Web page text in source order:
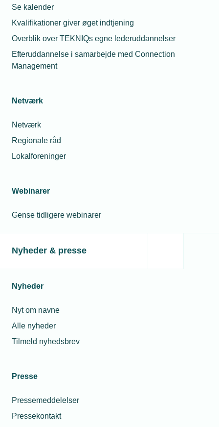
Se kalender
Kvalifikationer giver øget indtjening
Overblik over TEKNIQs egne lederuddannelser
Efteruddannelse i samarbejde med Connection
Management
Netværk
Netværk
Regionale råd
Lokalforeninger
Webinarer
Gense tidligere webinarer
Nyheder & presse
Nyheder
Nyt om navne
Alle nyheder
Tilmeld nyhedsbrev
Presse
Pressemeddelelser
Pressekontakt